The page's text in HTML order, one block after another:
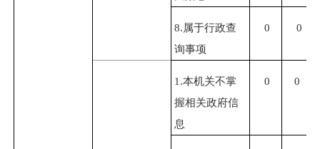
8.属于行政查
询事项
0 0
1.本机关不掌
握相关政府信
息
0 0